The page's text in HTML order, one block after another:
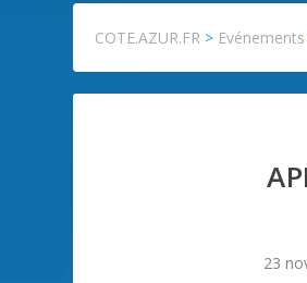
COTE.AZUR.FR > Evénements
23